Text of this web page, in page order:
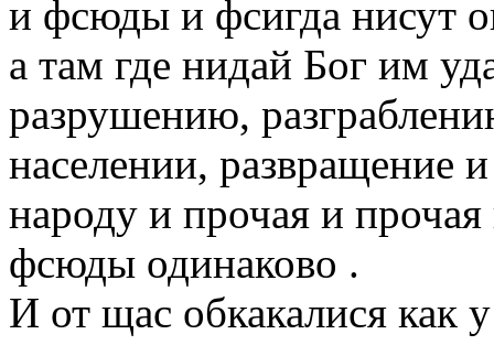
и фсюды и фсигда нисут
а там где нидай Бог им
разрушению,
населении, развращение
народу и прочая и
фсюды одинаково .
И от щас обкакалися как